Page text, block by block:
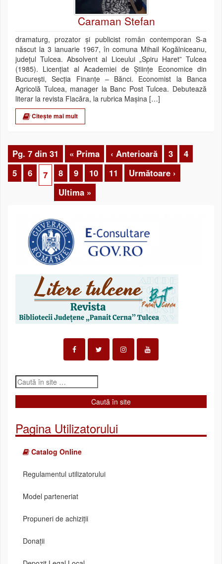
Caraman Stefan
dramaturg, prozator și publicist român contemporan S-a
născut la 3 ianuarie 1967, în comuna Mihail Kogălniceanu,
județul Tulcea. Absolvent al Liceului „Spiru Haret” Tulcea
(1985). Licențiat al Academiei de Științe Economice din
București, Secția Finanțe – Bănci. Economist la Banca
Agricolă Tulcea, manager la Banc Post Tulcea. Debutează
literar la revista Flacăra, la rubrica Mașina […]
Citește mai mult
Pg. 7 din 31 « Prima ‹ Anterioară 3
4
5
6 7 8 9 10 11
Următoare ›
Ultima »
Pagina Utilizatorului
Catalog Online
Regulamentul utilizatorului
Model parteneriat
Propuneri de achiziții
Donații